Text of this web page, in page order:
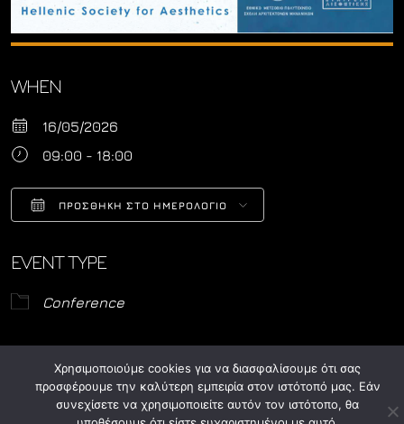
WHEN
16/05/2026
09:00 - 18:00
ΠΡΟΣΘΉΚΗ ΣΤΟ ΗΜΕΡΟΛΌΓΙΟ
EVENT TYPE
Conference
ΕΕΑ-Συνέδριο Αισθητικής-Μιχελή-16.5.26-πρόγραμμα Λήψη
© ASFA 2024. All rights reserved.
Χρησιμοποιούμε cookies για να διασφαλίσουμε ότι σας
προσφέρουμε την καλύτερη εμπειρία στον ιστότοπό μας. Εάν
συνεχίσετε να χρησιμοποιείτε αυτόν τον ιστότοπο, θα